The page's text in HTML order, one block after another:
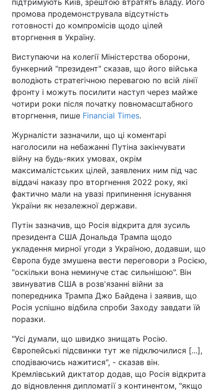
підтримують Київ, зрештою втратять владу. Його
промова продемонструвала відсутність
готовності до компромісів щодо цілей
вторгнення в Україну.
Виступаючи на колегії Міністерства оборони,
бункерний "президент" сказав, що його війська
володіють стратегічною перевагою по всій лінії
фронту і можуть посилити наступ через майже
чотири роки після початку повномасштабного
вторгнення, пише Financial Times.
Журналісти зазначили, що ці коментарі
наголосили на небажанні Путіна закінчувати
війну на будь-яких умовах, окрім
максималістських цілей, заявлених ним під час
віддачі наказу про вторгнення 2022 року, які
фактично мали на увазі припинення існування
України як незалежної держави.
Путін зазначив, що Росія відкрита для зусиль
президента США Дональда Трампа щодо
укладення мирної угоди з Україною, додавши, що
Європа буде змушена вести переговори з Росією,
"оскільки вона неминуче стає сильнішою". Він
звинуватив США в розв'язанні війни за
попередника Трампа Джо Байдена і заявив, що
Росія успішно відбила спроби Заходу завдати їй
поразки.
"Усі думали, що швидко знищать Росію.
Європейські підсвинки тут же підключилися [...],
сподіваючись нажитися", - сказав він.
Кремлівський диктатор додав, що Росія відкрита
до відновлення дипломатії з континентом, "якщо